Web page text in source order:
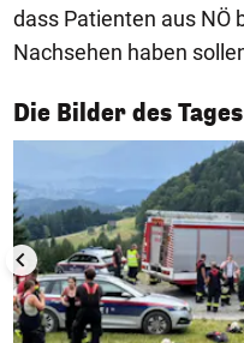
dass Patienten aus NÖ
Nachsehen haben
Die Bilder des Tages
1/50